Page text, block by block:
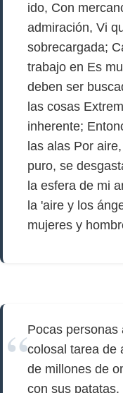
ido, Con
admiración, Vi
sobrecargada;
trabajo en Es
deben ser
las cosas
inherente;
las alas Por
puro, se
la esfera de mi
la 'aire y los
mujeres y
Pocas personas
colosal tarea de
de millones de
con sus patatas.